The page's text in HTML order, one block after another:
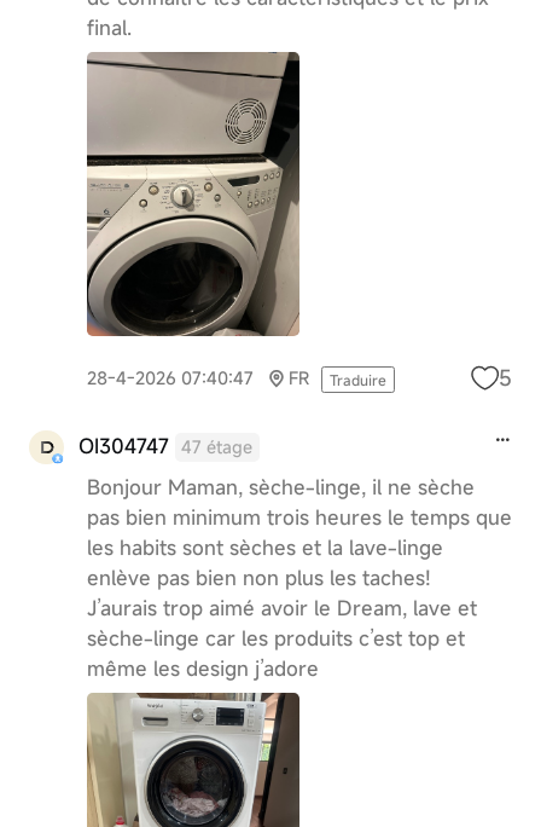
final.
28-4-2026 07:40:47 FR Traduire 5
OI304747 47 étage
Bonjour Maman, sèche-linge, il ne sèche
pas bien minimum trois heures le temps que
les habits sont sèches et la lave-linge
enlève pas bien non plus les taches!
J’aurais trop aimé avoir le Dream, lave et
sèche-linge car les produits c’est top et
même les design j’adore